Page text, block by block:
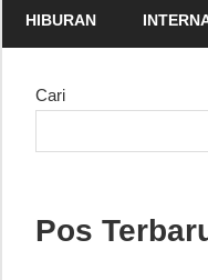
faktual
berbagai
pandang
HIBURAN
Cari
Pos